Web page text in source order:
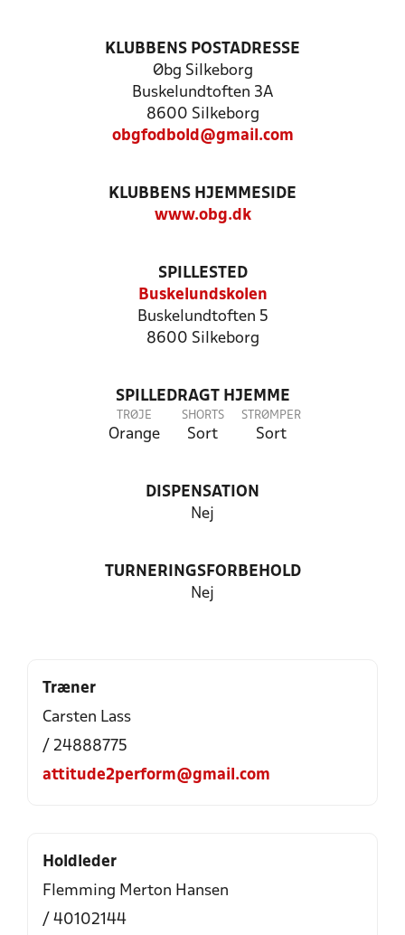
KLUBBENS POSTADRESSE
Øbg Silkeborg
Buskelundtoften 3A
8600 Silkeborg
obgfodbold@gmail.com
KLUBBENS HJEMMESIDE
www.obg.dk
SPILLESTED
Buskelundskolen
Buskelundtoften 5
8600 Silkeborg
SPILLEDRAGT HJEMME
TRØJE
Orange
SHORTS
Sort
STRØMPER
Sort
DISPENSATION
Nej
TURNERINGSFORBEHOLD
Nej
Træner
Carsten Lass
/ 24888775
attitude2perform@gmail.com
Holdleder
Flemming Merton Hansen
/ 40102144